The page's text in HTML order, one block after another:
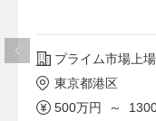
プライム市場上
東京都港区
500万円 ～